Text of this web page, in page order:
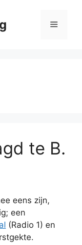
Menu
te B.
eens zijn,
een
(Radio 1) en